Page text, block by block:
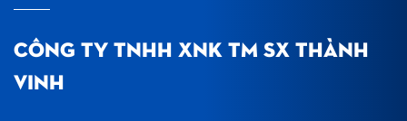
CÔNG TY TNHH XNK TM SX THÀNH
VINH